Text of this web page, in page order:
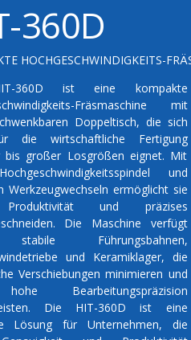
360D
HOCHGESCHWINDIGKEITS-
360D ist eine kompakte
Fräsmaschine mit
Doppeltisch, die sich
die wirtschaftliche Fertigung
bis großer Losgrößen eignet. Mit
und
Werkzeugwechseln ermöglicht sie
und präzises
Die Maschine verfügt
Führungsbahnen,
und Keramiklager, die
Verschiebungen minimieren und
Bearbeitungspräzision
Die HIT-360D ist eine
Lösung für Unternehmen, die